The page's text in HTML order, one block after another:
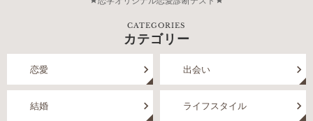
CATEGORIES
カテゴリー
恋愛 出会い
結婚 ライフスタイル